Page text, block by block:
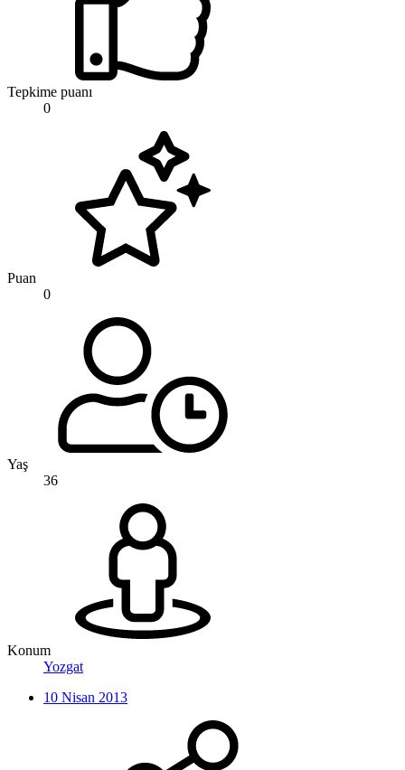
Tepkime puanı
0
Puan
0
Yaş
36
Konum
Yozgat
10 Nisan 2013